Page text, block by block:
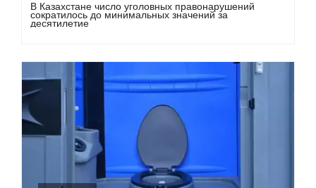
В Казахстане число уголовных правонарушений
сократилось до минимальных значений за
десятилетие